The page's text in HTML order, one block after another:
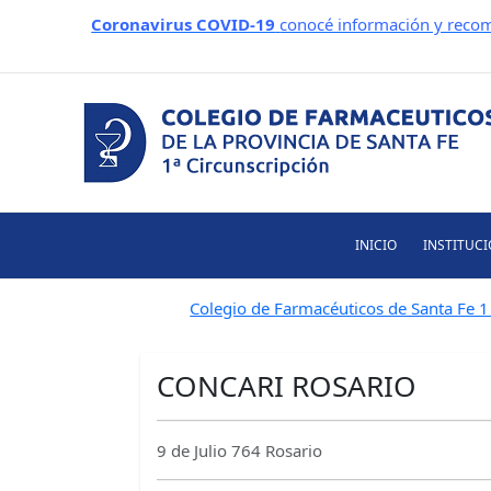
Coronavirus COVID-19 conocé información y
INICIO
Colegio de Farmacéuticos de Santa Fe
CONCARI ROSARIO
9 de Julio 764 Rosario